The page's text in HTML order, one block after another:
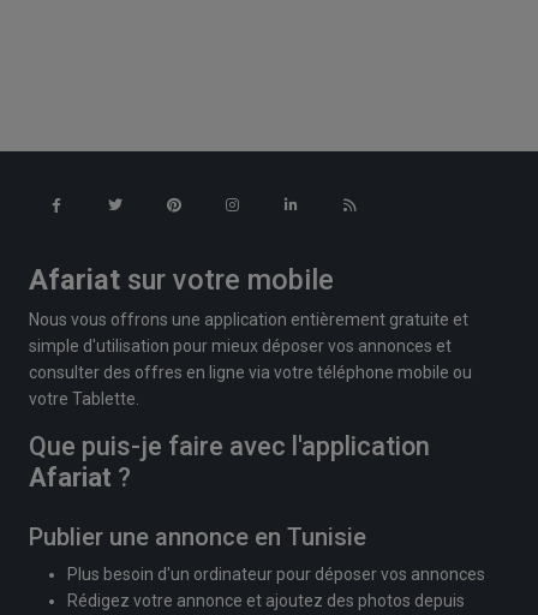
Afariat sur votre mobile
Nous vous offrons une application entièrement gratuite et
simple d'utilisation pour mieux déposer vos annonces et
consulter des offres en ligne via votre téléphone mobile ou
votre Tablette.
Que puis-je faire avec l'application
Afariat ?
Publier une annonce en Tunisie
Plus besoin d'un ordinateur pour déposer vos annonces
Rédigez votre annonce et ajoutez des photos depuis